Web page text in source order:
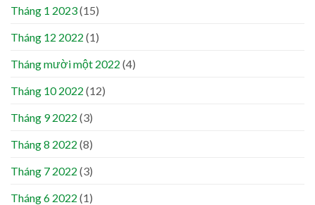
Tháng 1 2023(15)
Tháng 12 2022 (1)
Tháng mười một 2022 (4)
Tháng 10 2022 (12)
Tháng 9 2022 (3)
Tháng 8 2022 (8)
Tháng 7 2022 (3)
Tháng 6 2022 (1)